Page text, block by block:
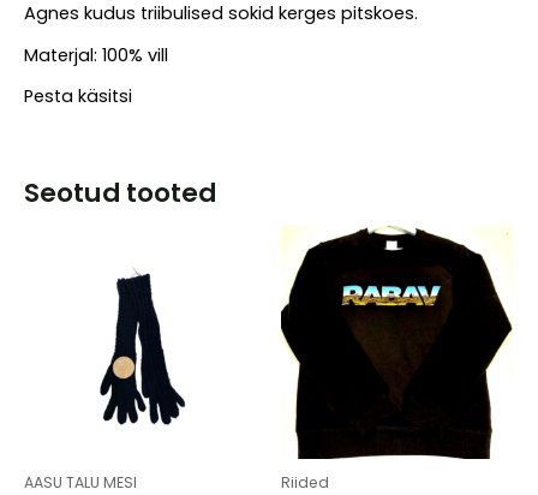
Agnes kudus triibulised sokid kerges pitskoes.
Materjal: 100% vill
Pesta käsitsi
Seotud tooted
AASU TALU MESI Riided